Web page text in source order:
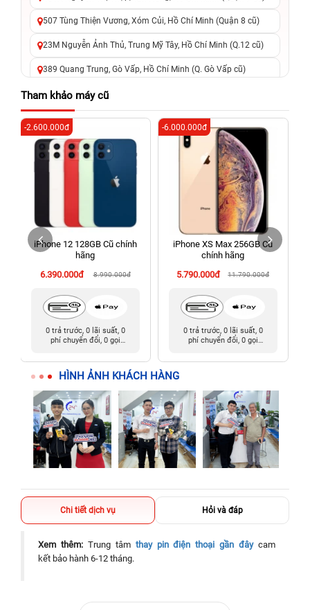
507 Tùng Thiện Vương, Xóm Củi, Hồ Chí Minh (Quận 8 cũ)
23M Nguyễn Ảnh Thủ, Trung Mỹ Tây, Hồ Chí Minh (Q.12 cũ)
389 Quang Trung, Gò Vấp, Hồ Chí Minh (Q. Gò Vấp cũ)
625 - 625A Âu Cơ, Tân Phú, Hồ Chí Minh (Quận Tân Phú cũ)
326 Lê Văn Việt, Tăng Nhơn Phú, Hồ Chí Minh (Q.9 TP. Thủ
Đức cũ)
256 Võ Văn Ngân, Thủ Đức, Hồ Chí Minh (Bình Thọ, TP. Thủ
70 Nguyễn An Ninh, Dĩ An, Hồ Chí Minh (Bình Dương Cũ)
24h Vũng Tàu: 162A Ba Cu, Vũng Tàu, Hồ Chí Minh (TP. Vũng
Tàu cũ)
198 Hoàng Văn Thụ, Tân Sơn Nhất, Hồ Chí Minh (Tân Bình
Tham khảo máy cũ
iPhone 12 128GB Cũ chính
hãng
6.390.000đ
8.990.000đ
-2.600.000đ
0 trả trước, 0 lãi suất, 0
phí chuyển đổi, 0 gọi
iPhone XS Max 256GB Cũ
chính hãng
5.790.000đ
11.790.000đ
-6.000.000đ
0 trả trước, 0 lãi suất, 0
phí chuyển đổi, 0 gọi
HÌNH ẢNH KHÁCH HÀNG
Chi tiết dịch vụ Hỏi và đáp
Xem thêm:Trung tâm thay pin điện thoại gần đâycam
kết bảo hành 6-12 tháng.